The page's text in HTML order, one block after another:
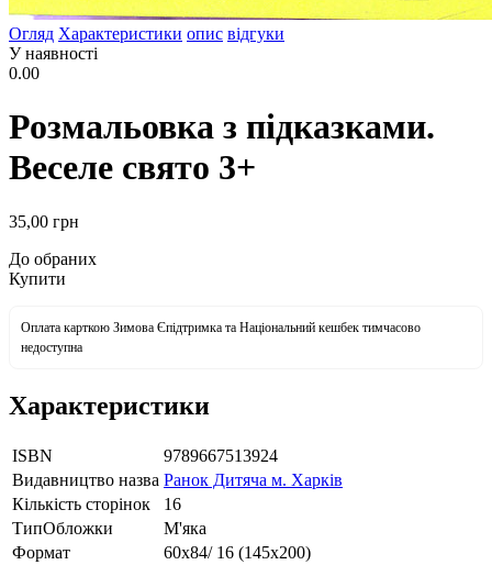
Огляд Характеристики опис відгуки
У наявності
0.00
Розмальовка з підказками.
Веселе свято 3+
35,00 грн
До обраних
Купити
Оплата карткою Зимова Єпідтримка та Національний кешбек тимчасово
недоступна
Характеристики
ISBN
9789667513924
Видавництво назва Ранок Дитяча м. Харків
Кількість сторінок
16
ТипОбложки
М'яка
Формат
60х84/ 16 (145х200)